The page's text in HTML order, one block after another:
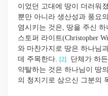
이었던 고대에 땅이 더러워
뿐만 아니라 생산성과 풍요
염시키는 것은, 땅을 주신
스토퍼 라이트(Christopher
와 마찬가지로 땅은 하나님
데 주목한다. [2]
단체가 하
약탈하는 것은 하나님이 땅
의 청지기로 삼으신 그분의